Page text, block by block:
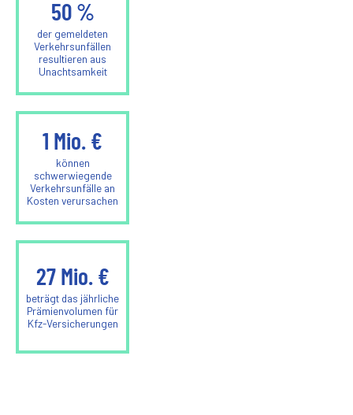
50%
der gemeldeten
Verkehrsunfällen
resultieren aus
Unachtsamkeit
1 Mio. €
können
schwerwiegende
Verkehrsunfälle an
Kosten verursachen
27Mio. €
beträgt das jährliche
Prämienvolumen für
Kfz-Versicherungen